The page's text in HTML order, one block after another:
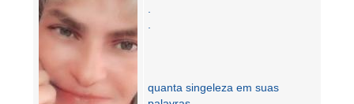
quanta singeleza em suas